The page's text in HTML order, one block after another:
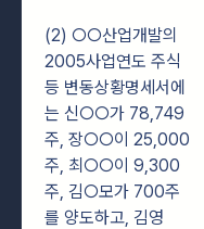
(2) ○○산업개발의
2005사업연도 주식
등 변동상황명세서에
는 신○○가 78,749
주, 장○○이 25,000
주, 최○○이 9,300
주, 김○모가 700주
를 양도하고, 김영